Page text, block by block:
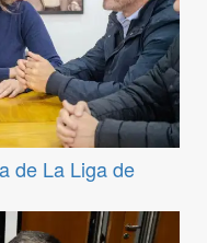
de La Liga de